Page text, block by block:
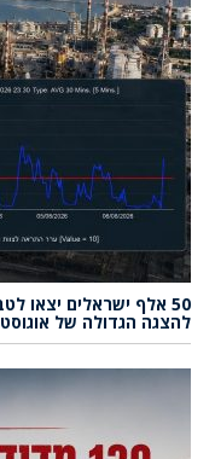
50 אלף ישראלים יצאו
להצגה הגדולה של אוגוסט